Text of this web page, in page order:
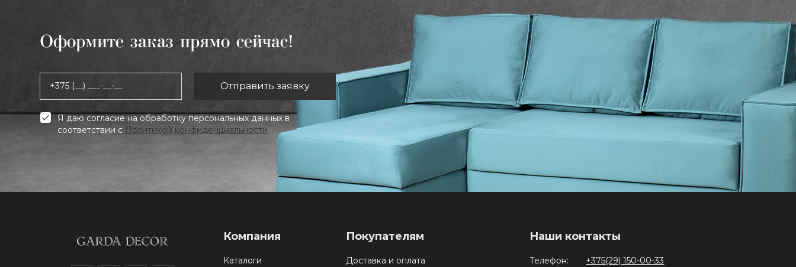
Оформите заказ прямо сейчас!
+375 (__) ___-__-__
Я даю согласие на обработку персональных данных в
соответствии с Политикой конфиденциальности
Компания
Каталоги
Покупателям
Доставка и оплата
Наши контакты
Телефон: +375(29) 150-00-33